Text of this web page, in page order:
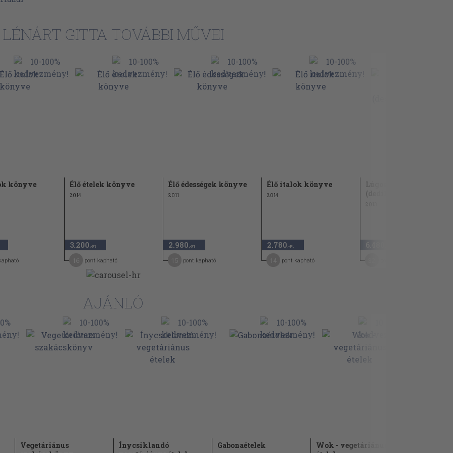
105
LÉNÁRT GITTA TOVÁBBI MŰVEI
könyve Élő ételek könyve
2014
3.200 ,-Ft
pont kapható
Élő édességek könyve
2011
2.980 ,-Ft
pont kapható
Élő italok könyve
2014
2.780 ,-Ft
pont kapható
Lúgosítás élő ételekkel
(dedikált példány)
2013
AJÁNLÓ
Vegetáriánus
Ínycsiklandó
Gabonaételek
Wok - vegetáriánus